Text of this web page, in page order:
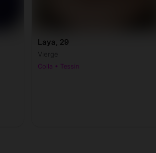
Laya, 29
Colla • Tessin